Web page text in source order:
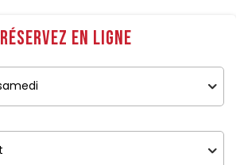
Réservez en ligne